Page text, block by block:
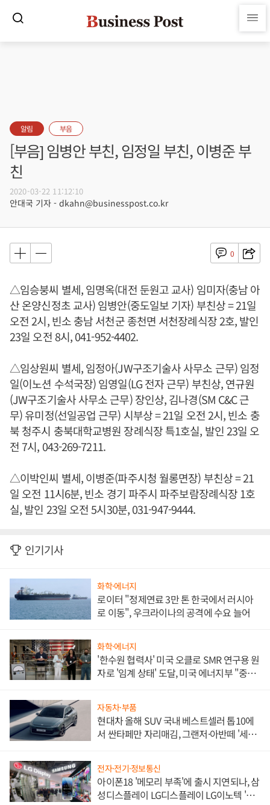
알림 부음
[부음] 임병안 부친, 임정일 부친, 이병준 부
친
2020-03-22 11:12:10
안대국 기자 - dkahn@businesspost.co.kr
0
△임승붕씨 별세, 임명옥(대전 둔원고 교사) 임미자(충남 아
산 온양신정초 교사) 임병안(중도일보 기자) 부친상 = 21일
오전 2시, 빈소 충남 서천군 종천면 서천장례식장 2호, 발인
23일 오전 8시, 041-952-4402.
△임상원씨 별세, 임정아(JW구조기술사 사무소 근무) 임정
일(이노션 수석국장) 임영일(LG 전자 근무) 부친상, 연규원
(JW구조기술사 사무소 근무) 장인상, 김나경(SM C&C 근
무) 유미정(선일공업 근무) 시부상 = 21일 오전 2시, 빈소 충
북 청주시 충북대학교병원 장례식장 특1호실, 발인 23일 오
전 7시, 043-269-7211.
△이박인씨 별세, 이병준(파주시청 월롱면장) 부친상 = 21
일 오전 11시6분, 빈소 경기 파주시 파주보람장례식장 1호
실, 발인 23일 오전 5시30분, 031-947-9444.
인기기사
화학·에너지
로이터 "정제연료 3만 톤 한국에서 러시아
로 이동", 우크라이나의 공격에 수요 늘어
화학·에너지
'한수원 협력사' 미국 오클로 SMR 연구용 원
자로 '임계 상태' 도달, 미국 에너지부 "중요
자동차·부품
현대차 올해 SUV 국내 베스트셀러 톱10에
서 싼타페만 자리매김, 그랜저·아반떼 '세단
전자·전기·정보통신
아이폰18 '메모리 부족'에 출시 지연되나, 삼
성디스플레이 LG디스플레이 LG이노텍 '탈